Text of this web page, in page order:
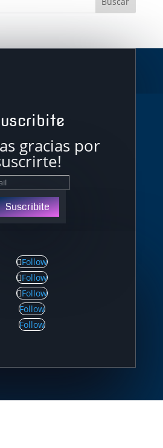
gracias por
Suscribite
Follow
Follow
Follow
Follow
Follow